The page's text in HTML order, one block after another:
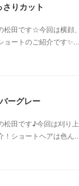
りカット
松田です☆今回は横顔、
ートのご紹介です✨…
ーグレー
松田です♪今回は刈り上
！ショートヘアは色ん…